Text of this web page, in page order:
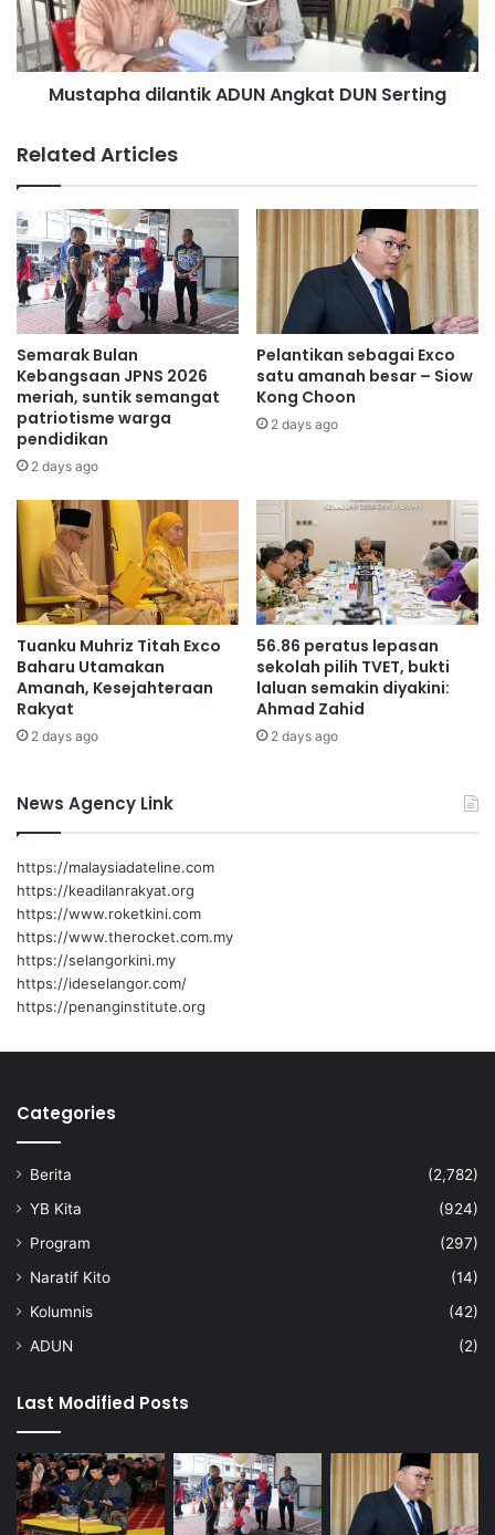
i
b
a
p
e
t
a
m
a
g
u
n
a
t
e
n
g
a
s
o
a
r
h
a
d
n
t
i
k
A
D
U
N
A
n
g
k
a
t
U
N
S
e
t
n
g
Mustapha dilantik ADUN Angkat DUN Serting
Related Articles
Semarak Bulan
Kebangsaan JPNS 2026
meriah, suntik semangat
patriotisme warga
pendidikan
2 days ago
Pelantikan sebagai Exco
satu amanah besar – Siow
Kong Choon
2 days ago
Tuanku Muhriz Titah Exco
Baharu Utamakan
Amanah, Kesejahteraan
Rakyat
2 days ago
56.86 peratus lepasan
sekolah pilih TVET, bukti
laluan semakin diyakini:
Ahmad Zahid
2 days ago
News Agency Link
https://malaysiadateline.com
https://keadilanrakyat.org
https://www.roketkini.com
https://www.therocket.com.my
https://selangorkini.my
https://ideselangor.com/
https://penanginstitute.org
Categories
Berita
(2,782)
YB Kita
(924)
Program
(297)
Naratif Kito
(14)
Kolumnis
(42)
ADUN
(2)
Last Modified Posts